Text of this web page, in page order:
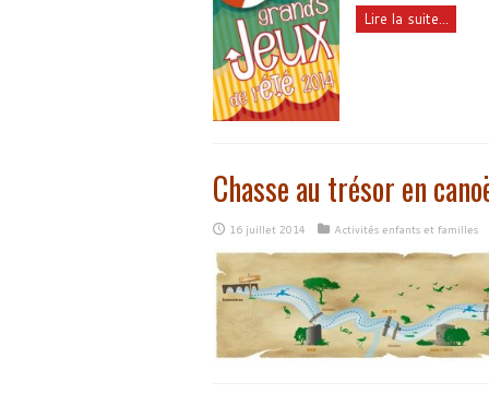
Lire la suite...
Chasse au trésor en
16 juillet 2014 Activités enfants et familles